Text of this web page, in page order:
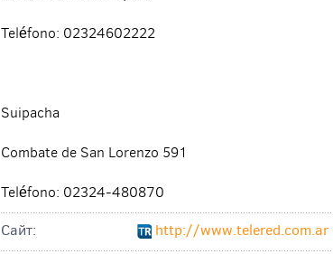
Teléfono: 02324602222
Suipacha
Combate de San Lorenzo 591
Teléfono: 02324-480870
Cайт:
http://www.telered.com.ar